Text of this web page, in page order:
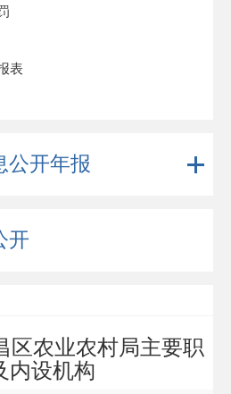
表
公开年报
开
区农业农村局主要职
内设机构